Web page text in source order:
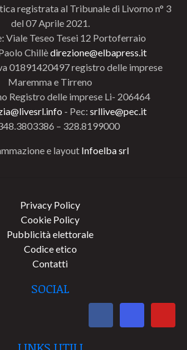
registrata al Tribunale di Livorno n° 3
del 07 Aprile 2021.
Viale Teseo Tesei 12 Portoferraio
Chillèdirezione@elbapress.it
01891420497 registro delle imprese
Maremma e Tirreno
Registro delle imprese Li- 206464
- Pec: srllive@pec.it
– 328.8199000
e layout Infoelba srl
Privacy Policy
Cookie Policy
Pubblicità elettorale
Codice etico
Contatti
SOCIAL